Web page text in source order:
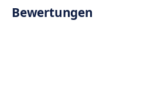
Bewertungen